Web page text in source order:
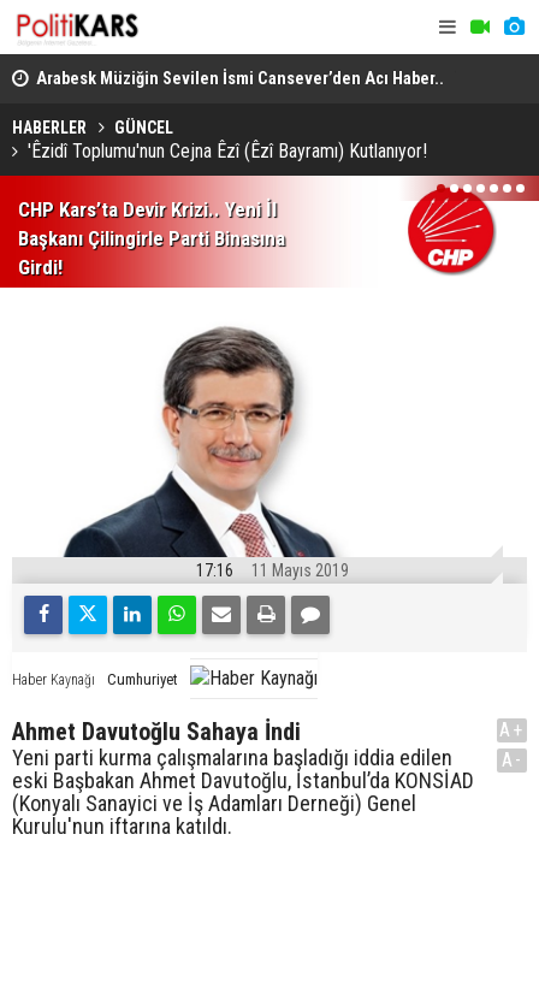
Arabesk Müziğin Sevilen İsmi Cansever’den Acı Haber..
Almanya’da Hayatını Kaybetti!
HABERLER GÜNCEL
'Êzidî Toplumu'nun Cejna Êzî (Êzî Bayramı) Kutlanıyor!
CHP Kars’ta Devir Krizi.. Yeni İl
Başkanı Çilingirle Parti Binasına
Girdi!
1 2 3 4 5 6 7
17:16 11 Mayıs 2019
Haber Kaynağı Cumhuriyet
Ahmet Davutoğlu Sahaya İndi
Yeni parti kurma çalışmalarına başladığı iddia edilen
eski Başbakan Ahmet Davutoğlu, İstanbul’da KONSİAD
(Konyalı Sanayici ve İş Adamları Derneği) Genel
Kurulu'nun iftarına katıldı.
A+
A-